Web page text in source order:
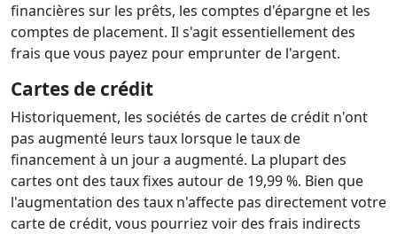
financières sur les prêts, les comptes d'épargne et les
comptes de placement. Il s'agit essentiellement des
frais que vous payez pour emprunter de l'argent.
Cartes de crédit
Historiquement, les sociétés de cartes de crédit n'ont
pas augmenté leurs taux lorsque le taux de
financement à un jour a augmenté. La plupart des
cartes ont des taux fixes autour de 19,99 %. Bien que
l'augmentation des taux n'affecte pas directement votre
carte de crédit, vous pourriez voir des frais indirects